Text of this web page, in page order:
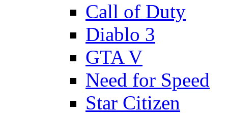
Call of Duty
Diablo 3
GTA V
Need for Speed
Star Citizen